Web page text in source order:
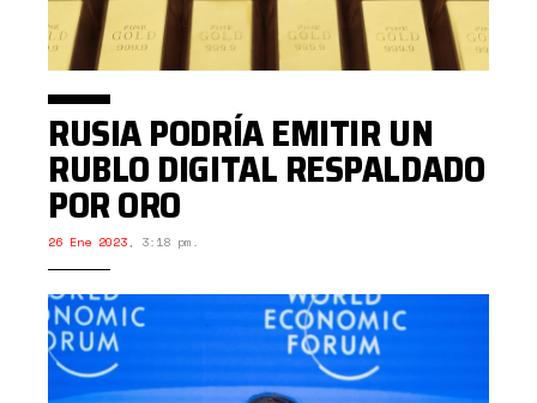
RUSIA PODRÍA EMITIR UN
RUBLO DIGITAL RESPALDADO
POR ORO
26 Ene 2023, 3:18 pm.